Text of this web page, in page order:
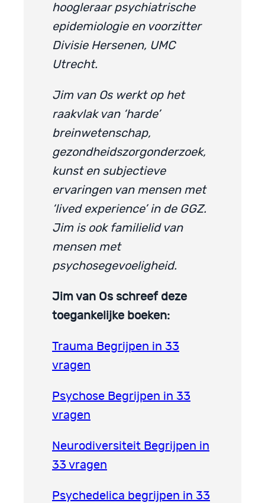
hoogleraar psychiatrische
epidemiologie en voorzitter
Divisie Hersenen, UMC
Utrecht.
Jim van Os werkt op het
raakvlak van ‘harde’
breinwetenschap,
gezondheidszorgonderzoek,
kunst en subjectieve
ervaringen van mensen met
‘lived experience’ in de GGZ.
Jim is ook familielid van
mensen met
psychosegevoeligheid.
Jim van Os schreef deze
toegankelijke boeken:
Trauma Begrijpen in 33
vragen
Psychose Begrijpen in 33
vragen
Neurodiversiteit Begrijpen in
33 vragen
Psychedelica begrijpen in 33